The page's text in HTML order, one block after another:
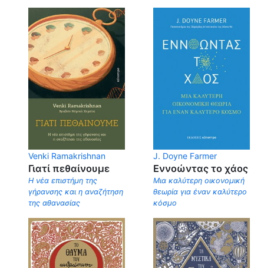
Venki Ramakrishnan
Γιατί πεθαίνουμε
Η νέα επιστήμη της
γήρανσης και η αναζήτηση
της αθανασίας
J. Doyne Farmer
Εννοώντας το χάος
Μια καλύτερη οικονομική
θεωρία για έναν καλύτερο
κόσμο